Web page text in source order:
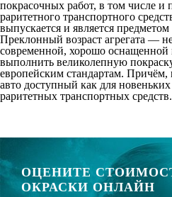
покрасочных работ, в том числе
раритетного транспортного
выпускается и является
Преклонный возраст агрегата —
современной, хорошо оснащенной
выполнить великолепную
европейским стандартам.
авто доступный как для
раритетных транспортных средств.
ОЦЕНИТЕ
ОКРАСКИ ОНЛАЙН